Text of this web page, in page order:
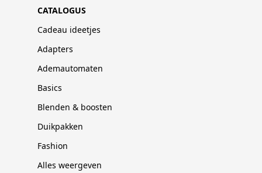
CATALOGUS
Cadeau ideetjes
Adapters
Ademautomaten
Basics
Blenden & boosten
Duikpakken
Fashion
Alles weergeven